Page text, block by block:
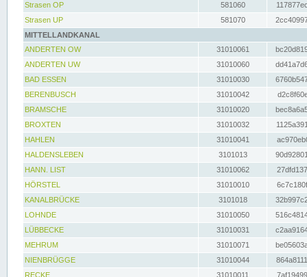
Strasen OP
581060
Strasen UP
581070
MITTELLANDKANAL
ANDERTEN OW
31010061
ANDERTEN UW
31010060
BAD ESSEN
31010030
BERENBUSCH
31010042
BRAMSCHE
31010020
BROXTEN
31010032
HAHLEN
31010041
HALDENSLEBEN
3101013
HANN. LIST
31010062
HÖRSTEL
31010010
KANALBRÜCKE
3101018
LOHNDE
31010050
LÜBBECKE
31010031
MEHRUM
31010071
NIENBRÜGGE
31010044
RECKE
31010011